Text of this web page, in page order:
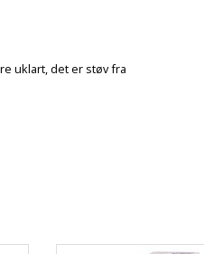
uklart, det er støv fra